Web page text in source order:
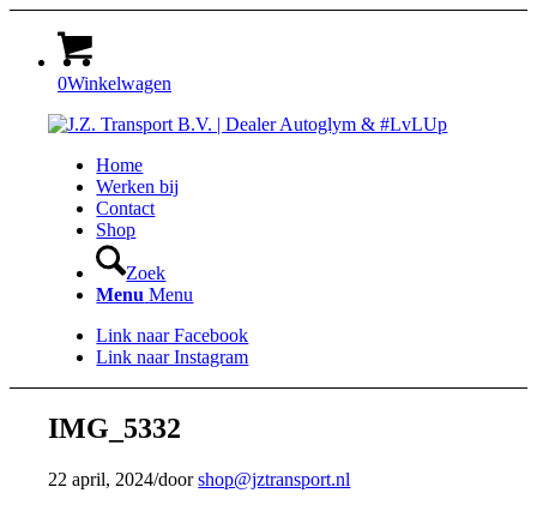
0Winkelwagen
Home
Werken bij
Contact
Shop
Zoek
Menu Menu
Link naar Facebook
Link naar Instagram
IMG_5332
22 april, 2024/doorshop@jztransport.nl